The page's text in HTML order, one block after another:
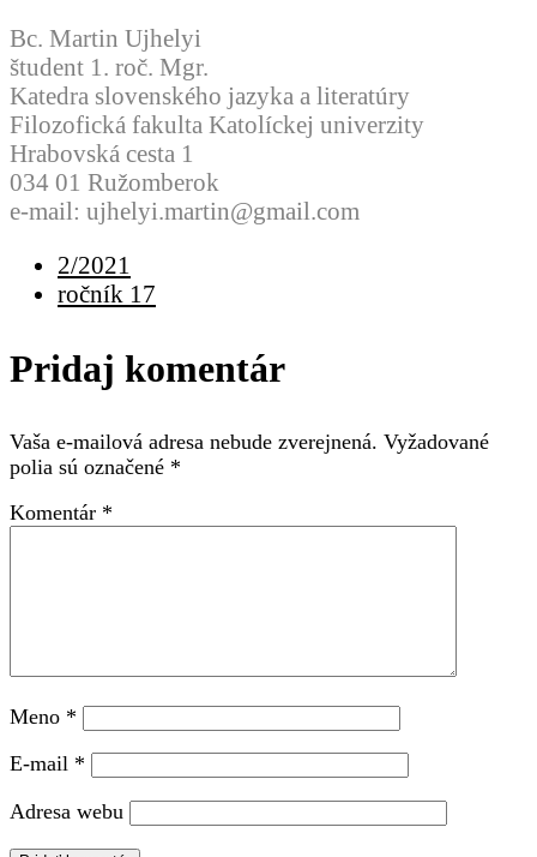
Bc. Martin Ujhelyi
študent 1. roč. Mgr.
Katedra slovenského jazyka a literatúry
Filozofická fakulta Katolíckej univerzity
Hrabovská cesta 1
034 01 Ružomberok
e-mail: ujhelyi.martin@gmail.com
2/2021
ročník 17
Pridaj komentár
Vaša e-mailová adresa nebude zverejnená. Vyžadované
polia sú označené *
Komentár *
Meno *
E-mail *
Adresa webu